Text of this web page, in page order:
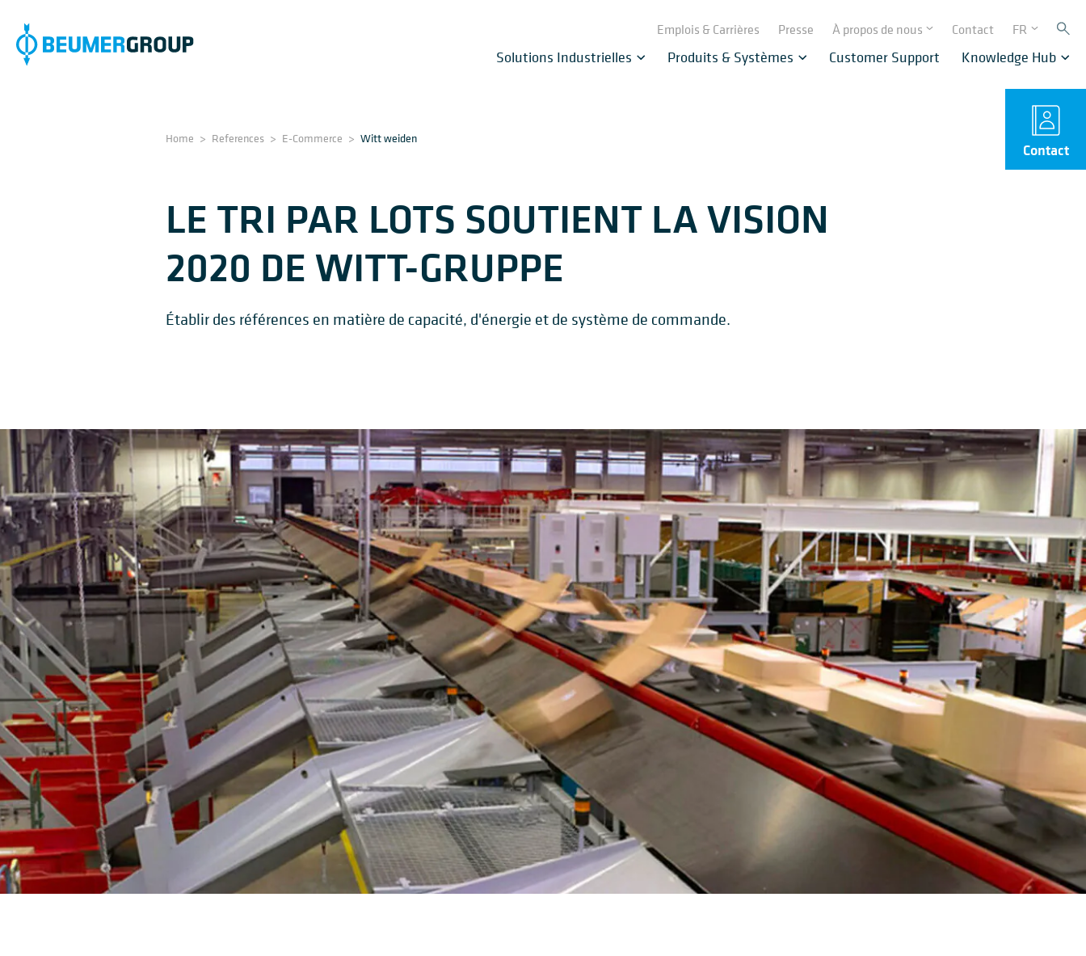
Emplois & Carrières Presse À propos de nous Contact FR
Solutions Industrielles Produits & Systèmes Customer Support Knowledge Hub
Contact
Home > References > E-Commerce > Witt weiden
LE TRI PAR LOTS SOUTIENT LA VISION
2020 DE WITT-GRUPPE
Établir des références en matière de capacité, d'énergie et de système de commande.